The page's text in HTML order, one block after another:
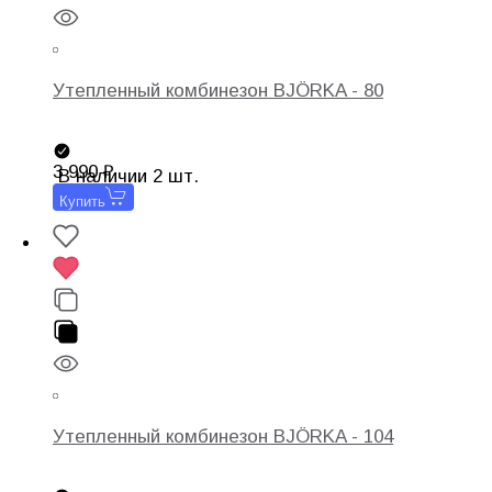
Утепленный комбинезон BJÖRKA - 80
В наличии 2 шт.
3 990
Купить
Утепленный комбинезон BJÖRKA - 104